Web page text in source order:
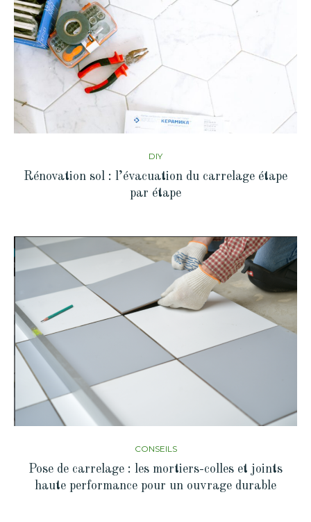
DIY
Rénovation sol : l’évacuation du carrelage étape
par étape
CONSEILS
Pose de carrelage : les mortiers-colles et joints
haute performance pour un ouvrage durable